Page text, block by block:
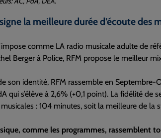
la meilleure durée d’écoute des
comme LA radio musicale adulte de
Berger à Police, RFM propose le meilleur
son identité, RFM rassemble en Septembre-
qui s’élève à 2,6% (+0,1 point). La fidélité de
: 104 minutes, soit la meilleure de la
comme les programmes, rassemblent